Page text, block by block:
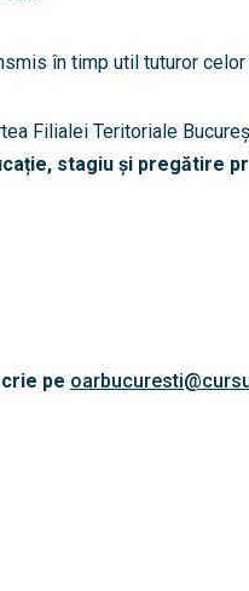
în timp util tuturor
Filialei Teritoriale
stagiu și pregătire
pe